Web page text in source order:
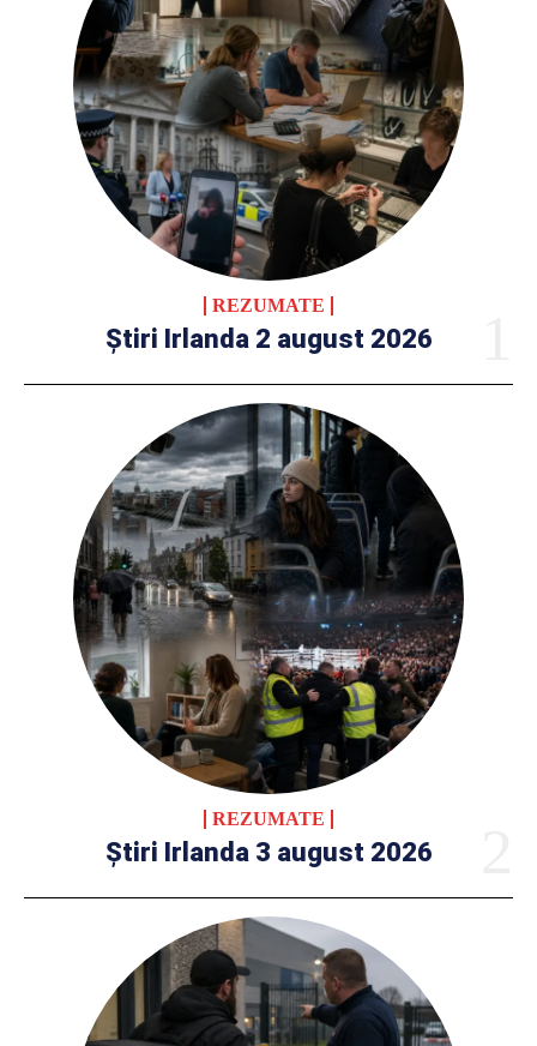
REZUMATE
Știri Irlanda 2 august 2026
REZUMATE
Știri Irlanda 3 august 2026